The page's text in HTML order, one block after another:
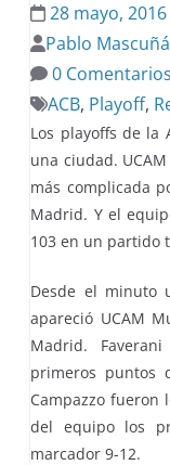
28 mayo, 2016
Pablo
0 Comentarios
ACB, Playoff,
Los playoffs de la
una ciudad.
más complicada
Madrid. Y el
103 en un partido
Desde el minuto
apareció UCAM
Madrid.
primeros puntos
Campazzo fueron
del equipo los
marcador 9-12.